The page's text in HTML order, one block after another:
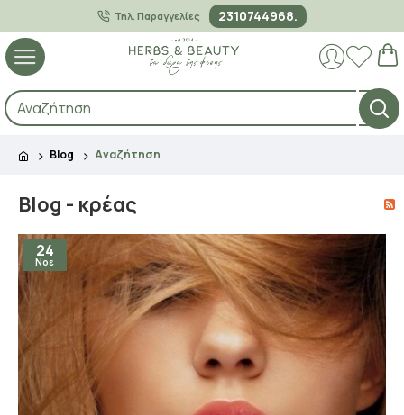
Τηλ. Παραγγελίες 2310744968.
Blog Αναζήτηση
Blog - κρέας
24
Νοε